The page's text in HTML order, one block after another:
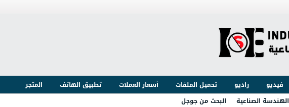
فيديو راديو تحميل الملفات أسعار العملات تطبيق الهاتف
المتجر
الهندسة الصناعية
البحث من جوجل